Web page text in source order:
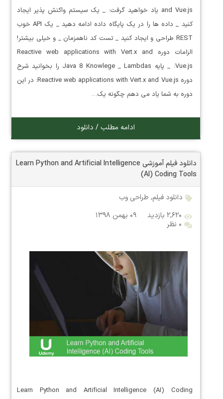
and Vue.js یاد خواهید گرفت: _ یک سیستم واکنش پذیر ایجاد
کنید _ داده ها را در یک پایگاه داده ادامه دهید _ یک API خوب
REST طراحی و ایجاد کنید _ تست کد ناهمزمان _ و خیلی بیشتر!
الزامات دوره Reactive web applications with Vert.x and
Vue.js: _ پایه Java 8 Knowlege _ Lambdas را بخوانید شرح
دوره Reactive web applications with Vert.x and Vue.js: در این
دوره به شما یاد می دهم چگونه یک…
ادامه مطلب / دانلود
دانلود فیلم آموزشی Learn Python and Artificial Intelligence
(AI) Coding Tools
دانلود فیلم, طراحی وب
۲,۶۲۰ بازدید
۰۹ بهمن ۱۳۹۸
۰ نظر
Learn Python and Artificial Intelligence (AI) Coding